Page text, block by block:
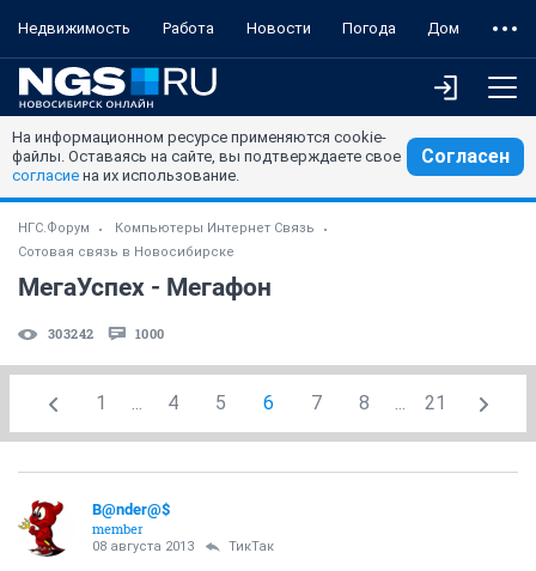
Недвижимость Работа Новости Погода Дом
На информационном ресурсе применяются cookie-
файлы. Оставаясь на сайте, вы подтверждаете свое
согласие на их использование.
Согласен
НГС.Форум
Компьютеры Интернет Связь
Сотовая связь в Новосибирске
МегаУспех - Мегафон
303242 1000
1 ... 4 5 6 7 8 ... 21
B@nder@$
member
08 августа 2013 ТикТак